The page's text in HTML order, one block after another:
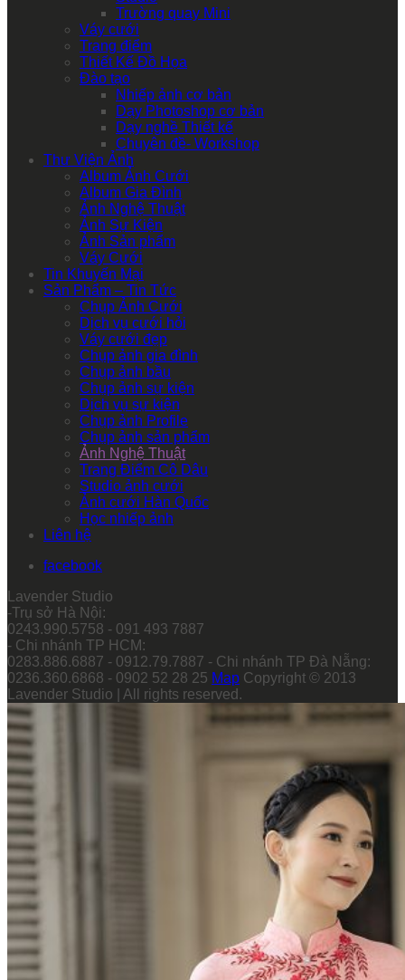
Trường quay Mini
Váy cưới
Trang điểm
Thiết Kế Đồ Họa
Đào tạo
Nhiếp ảnh cơ bản
Dạy Photoshop cơ bản
Dạy nghề Thiết kế
Chuyên đề- Workshop
Thư Viện Ảnh
Album Ảnh Cưới
Album Gia Đình
Ảnh Nghệ Thuật
Ảnh Sự Kiện
Ảnh Sản phẩm
Váy Cưới
Tin Khuyến Mại
Sản Phẩm – Tin Tức
Chụp Ảnh Cưới
Dịch vụ cưới hỏi
Váy cưới đẹp
Chụp ảnh gia đình
Chụp ảnh bầu
Chụp ảnh sự kiện
Dịch vụ sự kiện
Chụp ảnh Profile
Chụp ảnh sản phẩm
Ảnh Nghệ Thuật
Trang Điểm Cô Dâu
Studio ảnh cưới
Ảnh cưới Hàn Quốc
Học nhiếp ảnh
Liên hệ
facebook
Lavender Studio
-Trụ sở Hà Nội:
0243.990.5758 - 091 493 7887
- Chi nhánh TP HCM:
0283.886.6887 - 0912.79.7887 - Chi nhánh TP Đà Nẵng:
0236.360.6868 - 0902 52 28 25 Map Copyright © 2013
Lavender Studio | All rights reserved.